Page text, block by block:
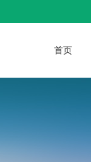
首页